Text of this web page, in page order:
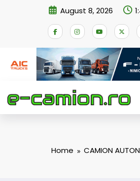
August 8, 2026
Home CAMION